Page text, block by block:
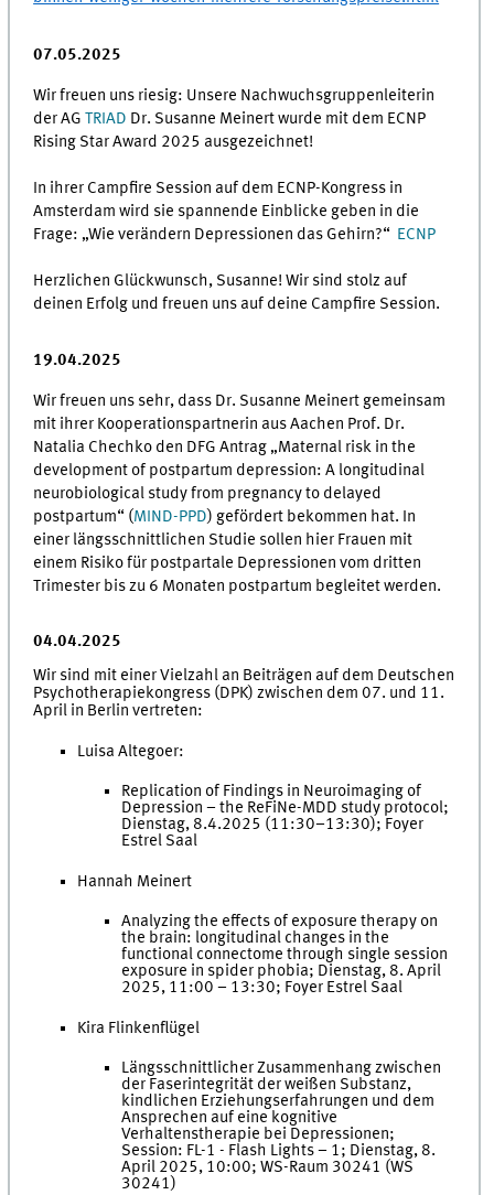
07.05.2025
Wir freuen uns riesig: Unsere Nachwuchsgruppenleiterin
der AGTRIAD Dr. Susanne Meinert wurde mit dem ECNP
Rising Star Award 2025 ausgezeichnet!
In ihrer Campfire Session auf dem ECNP-Kongress in
Amsterdam wird sie spannende Einblicke geben in die
Frage: „Wie verändern Depressionen das Gehirn?“ ECNP
Herzlichen Glückwunsch, Susanne! Wir sind stolz auf
deinen Erfolg und freuen uns auf deine Campfire Session.
19.04.2025
Wir freuen uns sehr, dass Dr. Susanne Meinert gemeinsam
mit ihrer Kooperationspartnerin aus Aachen Prof. Dr.
Natalia Chechko den DFG Antrag „Maternal risk in the
development of postpartum depression: A longitudinal
neurobiological study from pregnancy to delayed
postpartum“ (MIND-PPD) gefördert bekommen hat. In
einer längsschnittlichen Studie sollen hier Frauen mit
einem Risiko für postpartale Depressionen vom dritten
Trimester bis zu 6 Monaten postpartum begleitet werden.
04.04.2025
Wir sind mit einer Vielzahl an Beiträgen auf dem Deutschen
Psychotherapiekongress (DPK) zwischen dem 07. und 11.
April in Berlin vertreten:
Luisa Altegoer:
Replication of Findings in Neuroimaging of
Depression – the ReFiNe-MDD study protocol;
Dienstag, 8.4.2025 (11:30–13:30); Foyer
Estrel Saal
Hannah Meinert
Analyzing the effects of exposure therapy on
the brain: longitudinal changes in the
functional connectome through single session
exposure in spider phobia; Dienstag, 8. April
2025, 11:00 – 13:30; Foyer Estrel Saal
Kira Flinkenflügel
Längsschnittlicher Zusammenhang zwischen
der Faserintegrität der weißen Substanz,
kindlichen Erziehungserfahrungen und dem
Ansprechen auf eine kognitive
Verhaltenstherapie bei Depressionen;
Session: FL-1 - Flash Lights – 1; Dienstag, 8.
April 2025, 10:00; WS-Raum 30241 (WS
30241)